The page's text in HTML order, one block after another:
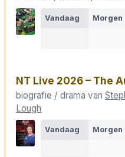
Vandaag Morgen
NT Live 2026 – The
biografie / drama van
Lough
Vandaag Morgen